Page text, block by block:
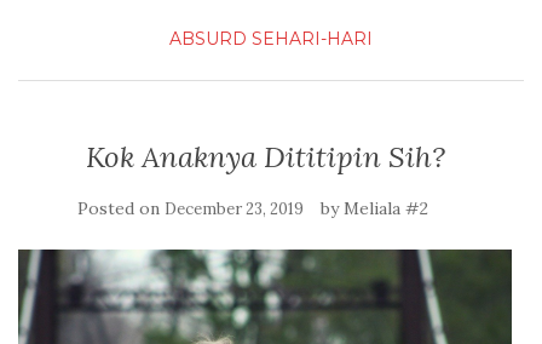
ABSURD SEHARI-HARI
Kok Anaknya Dititipin Sih?
Posted on December 23, 2019 byMeliala #2